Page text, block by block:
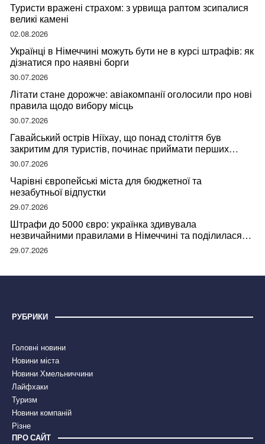
Туристи вражені страхом: з урвища раптом зсипалися
великі камені
02.08.2026
Українці в Німеччині можуть бути не в курсі штрафів: як
дізнатися про наявні борги
30.07.2026
Літати стане дорожче: авіакомпанії оголосили про нові
правила щодо вибору місць
30.07.2026
Гавайський острів Ніїхау, що понад століття був
закритим для туристів, починає приймати перших
відвідувачів
30.07.2026
Чарівні європейські міста для бюджетної та
незабутньої відпустки
29.07.2026
Штрафи до 5000 євро: українка здивувала
незвичайними правилами в Німеччині та поділилася
правдою
29.07.2026
РУБРИКИ
Головні новини
Новини міста
Новини Хмельниччини
Лайфхаки
Туризм
Новини компаній
Різне
ПРО САЙТ